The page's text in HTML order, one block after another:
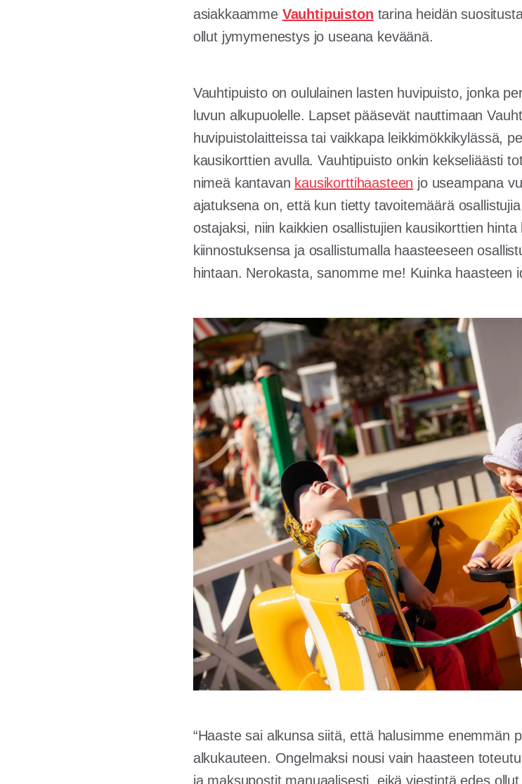
asiakkaamme Vauhtipuiston tarina heidän
ollut jymymenestys jo useana keväänä.
Vauhtipuisto on oululainen lasten huvipuisto, jonka
luvun alkupuolelle. Lapset pääsevät nauttimaan
huvipuistolaitteissa tai vaikkapa leikkimökkikylässä,
kausikorttien avulla. Vauhtipuisto onkin kekseliäästi
nimeä kantavan kausikorttihaasteen jo useampana
ajatuksena on, että kun tietty tavoitemäärä
ostajaksi, niin kaikkien osallistujien kausikorttien
kiinnostuksensa ja osallistumalla haasteeseen
hintaan. Nerokasta, sanomme me! Kuinka haasteen
“Haaste sai alkunsa siitä, että halusimme enemmän
alkukauteen. Ongelmaksi nousi vain haasteen
ja maksupostit manuaalisesti, eikä viestintä edes